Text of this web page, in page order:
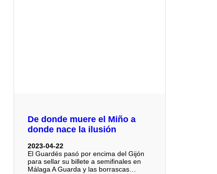
De donde muere el Miño a
donde nace la ilusión
2023-04-22
El Guardés pasó por encima del Gijón
para sellar su billete a semifinales en
Málaga A Guarda y las borrascas…